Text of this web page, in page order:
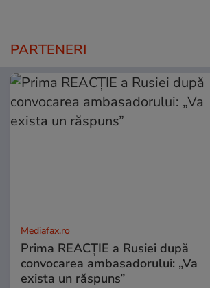
PARTENERI
Mediafax.ro
Prima REACȚIE a Rusiei după
convocarea ambasadorului: „Va
exista un răspuns”